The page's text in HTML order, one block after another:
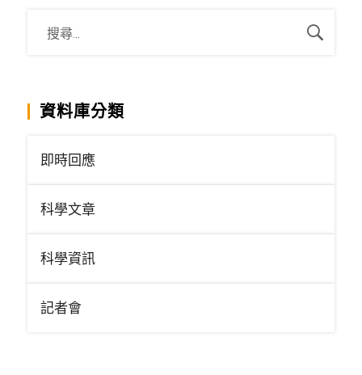
資料庫分類
即時回應
科學文章
科學資訊
記者會